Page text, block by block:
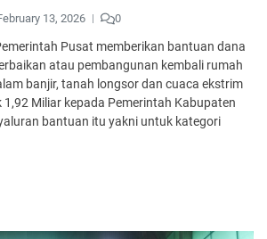
13, 2026 0
Pusat memberikan bantuan dana
atau pembangunan kembali rumah
banjir, tanah longsor dan cuaca ekstrim
Miliar kepada Pemerintah Kabupaten
bantuan itu yakni untuk kategori